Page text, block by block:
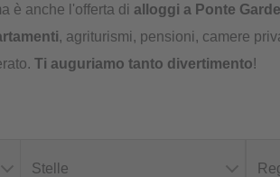
è anche l'offerta di alloggi a Ponte
, agriturismi, pensioni, camere
Ti auguriamo tanto divertimento!
Stelle